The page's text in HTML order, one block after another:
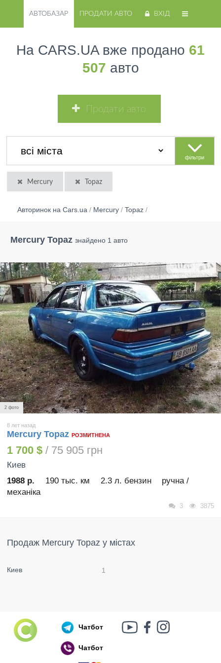
Російський воєнний корабель, іди нах..й!
АВТОБАЗАР ПРОДАТИ АВТО ВХІД
На CARS.UA вже продано 61
507 авто
Продати авто
фільтри
Mercury Topaz
Авторинок на Cars.ua / Mercury / Topaz /
Mercury Topaz знайдено 1 авто
2 фото
8 лет назад
Mercury Topaz РОЗМИТНЕНА
1 700 $ / 75 905 грн
Киев
1988 р.
190 тыс. км 2.3 л. бензин
ручна /
механіка
3 3875
Продаж Mercury Topaz у містах
Киев 1
Чатбот
Чатбот